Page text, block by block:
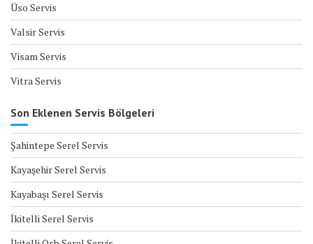
Üso Servis
Valsir Servis
Visam Servis
Vitra Servis
Son Eklenen Servis Bölgeleri
Şahintepe Serel Servis
Kayaşehir Serel Servis
Kayabaşı Serel Servis
İkitelli Serel Servis